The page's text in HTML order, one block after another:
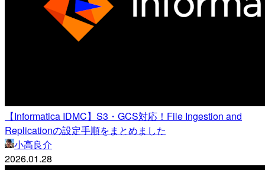
【Informatica IDMC】S3・GCS対応！File Ingestion and
Replicationの設定手順をまとめました
小高良介
2026.01.28